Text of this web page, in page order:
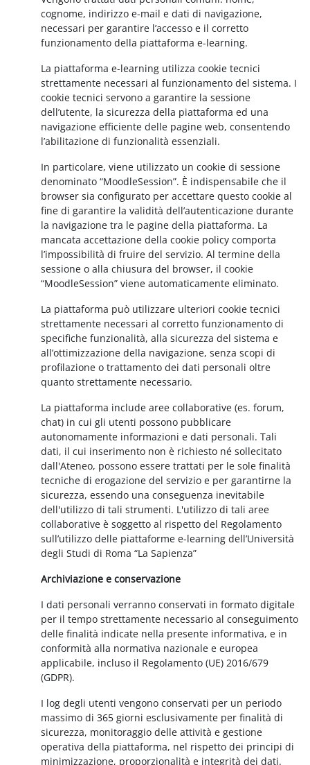
cognome, indirizzo e-mail e dati di navigazione,
necessari per garantire l’accesso e il corretto
funzionamento della piattaforma e-learning.
La piattaforma e-learning utilizza cookie tecnici
strettamente necessari al funzionamento del sistema. I
cookie tecnici servono a garantire la sessione
dell’utente, la sicurezza della piattaforma ed una
navigazione efficiente delle pagine web, consentendo
l’abilitazione di funzionalità essenziali.
In particolare, viene utilizzato un cookie di sessione
denominato “MoodleSession”. È indispensabile che il
browser sia configurato per accettare questo cookie al
fine di garantire la validità dell’autenticazione durante
la navigazione tra le pagine della piattaforma. La
mancata accettazione della cookie policy comporta
l’impossibilità di fruire del servizio. Al termine della
sessione o alla chiusura del browser, il cookie
“MoodleSession” viene automaticamente eliminato.
La piattaforma può utilizzare ulteriori cookie tecnici
strettamente necessari al corretto funzionamento di
specifiche funzionalità, alla sicurezza del sistema e
all’ottimizzazione della navigazione, senza scopi di
profilazione o trattamento dei dati personali oltre
quanto strettamente necessario.
La piattaforma include aree collaborative (es. forum,
chat) in cui gli utenti possono pubblicare
autonomamente informazioni e dati personali. Tali
dati, il cui inserimento non è richiesto né sollecitato
dall'Ateneo, possono essere trattati per le sole finalità
tecniche di erogazione del servizio e per garantirne la
sicurezza, essendo una conseguenza inevitabile
dell'utilizzo di tali strumenti. L'utilizzo di tali aree
collaborative è soggetto al rispetto del Regolamento
sull’utilizzo delle piattaforme e-learning dell’Università
degli Studi di Roma “La Sapienza”
Archiviazione e conservazione
I dati personali verranno conservati in formato digitale
per il tempo strettamente necessario al conseguimento
delle finalità indicate nella presente informativa, e in
conformità alla normativa nazionale e europea
applicabile, incluso il Regolamento (UE) 2016/679
(GDPR).
I log degli utenti vengono conservati per un periodo
massimo di 365 giorni esclusivamente per finalità di
sicurezza, monitoraggio delle attività e gestione
operativa della piattaforma, nel rispetto dei principi di
minimizzazione, proporzionalità e integrità dei dati.